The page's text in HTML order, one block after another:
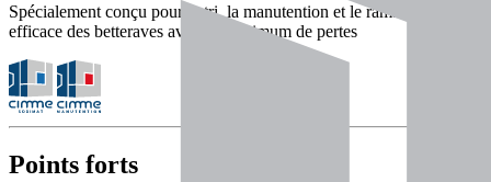
Spécialement conçu pour le tri, la manutention et le ramassage
efficace des betteraves avec un minimum de pertes
Points forts